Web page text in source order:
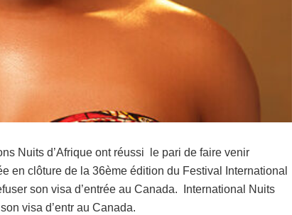
Nuits d’Afrique ont réussi le pari de faire venir
en clôture de la 36ème édition du Festival International
son visa d’entrée au Canada. International Nuits
visa d’entr au Canada.